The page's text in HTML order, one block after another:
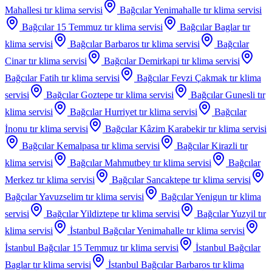
Mahallesi tır klima servisi Bağcılar Yenimahalle tır klima servisi
Bağcılar 15 Temmuz tır klima servisi Bağcılar Baglar tır
klima servisi
Bağcılar Barbaros tır klima servisi
Bağcılar
Cinar tır klima servisi Bağcılar Demirkapi tır klima servisi
Bağcılar Fatih tır klima servisi Bağcılar Fevzi Çakmak tır klima
servisi
Bağcılar Goztepe tır klima servisi Bağcılar Gunesli tır
klima servisi
Bağcılar Hurriyet tır klima servisi
Bağcılar
İnonu tır klima servisi Bağcılar Kâzim Karabekir tır klima servisi
Bağcılar Kemalpasa tır klima servisi Bağcılar Kirazli tır
klima servisi
Bağcılar Mahmutbey tır klima servisi
Bağcılar
Merkez tır klima servisi Bağcılar Sancaktepe tır klima servisi
Bağcılar Yavuzselim tır klima servisi Bağcılar Yenigun tır klima
servisi
Bağcılar Yildiztepe tır klima servisi Bağcılar Yuzyil tır
klima servisi
İstanbul Bağcılar Yenimahalle tır klima servisi
İstanbul Bağcılar 15 Temmuz tır klima servisi
İstanbul Bağcılar
Baglar tır klima servisi İstanbul Bağcılar Barbaros tır klima